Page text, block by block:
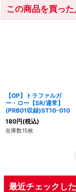
この商品を買っ
【OP】トラファルガ
ー・ロー【SR/通常】
(PRB01収録)ST10-010
180円(税込)
在庫数15枚
最近チェックし